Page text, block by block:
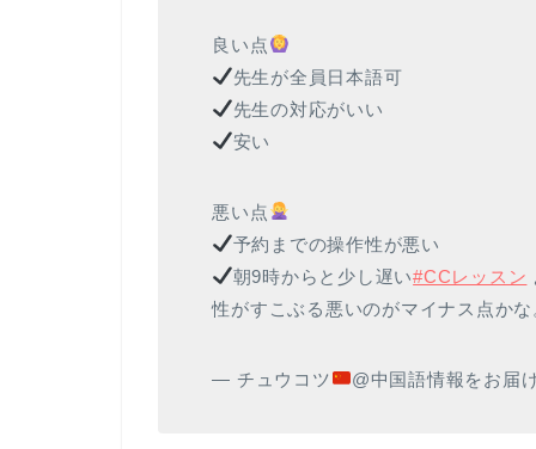
良い点
先生が全員日本語可
先生の対応がいい
安い
悪い点
予約までの操作性が悪い
朝9時からと少し遅い#CCレッスン
性がすこぶる悪いのがマイナス点か
— チュウコツ @中国語情報をお届